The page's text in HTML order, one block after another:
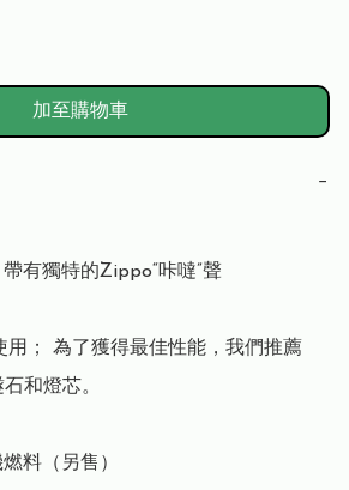
加至購物車
−
有獨特的Zippo“咔噠”聲
用； 為了獲得最佳性能，我們推薦
和燈芯。
料（另售）